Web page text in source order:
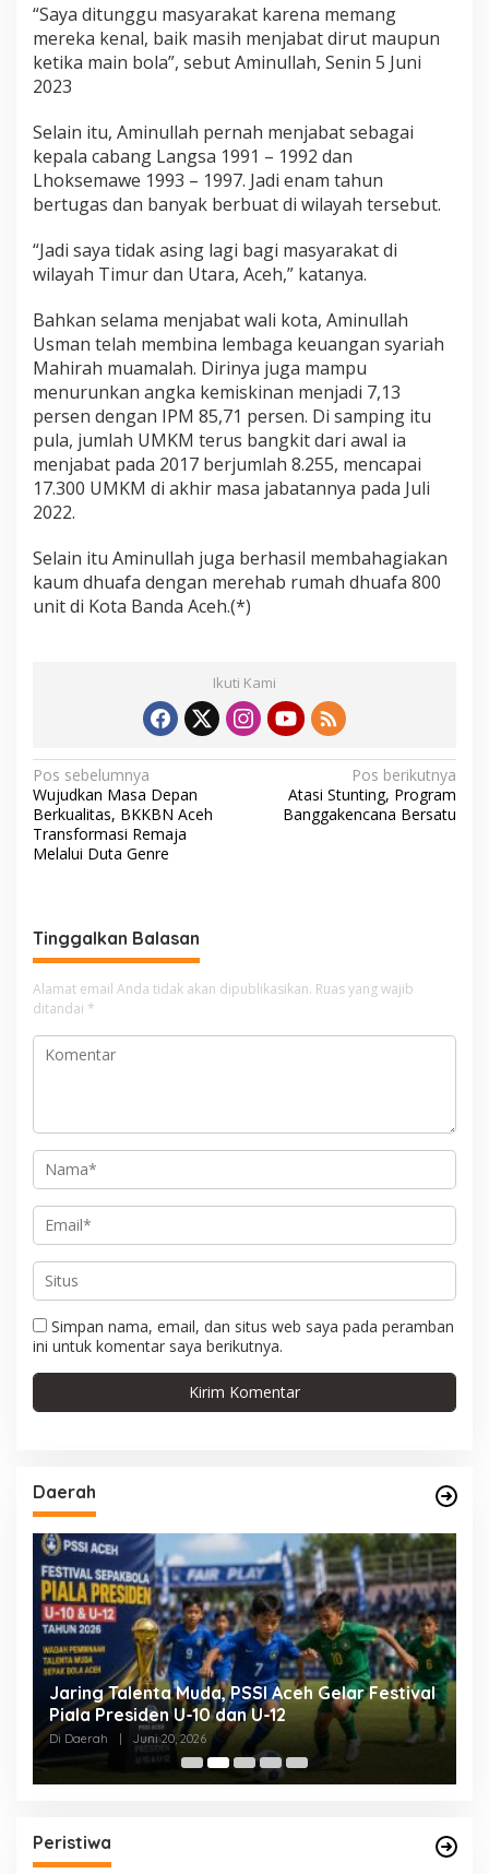
“Saya ditunggu masyarakat karena memang
mereka kenal, baik masih menjabat dirut maupun
ketika main bola”, sebut Aminullah, Senin 5 Juni
2023
Selain itu, Aminullah pernah menjabat sebagai
kepala cabang Langsa 1991 – 1992 dan
Lhoksemawe 1993 – 1997. Jadi enam tahun
bertugas dan banyak berbuat di wilayah tersebut.
“Jadi saya tidak asing lagi bagi masyarakat di
wilayah Timur dan Utara, Aceh,” katanya.
Bahkan selama menjabat wali kota, Aminullah
Usman telah membina lembaga keuangan syariah
Mahirah muamalah. Dirinya juga mampu
menurunkan angka kemiskinan menjadi 7,13
persen dengan IPM 85,71 persen. Di samping itu
pula, jumlah UMKM terus bangkit dari awal ia
menjabat pada 2017 berjumlah 8.255, mencapai
17.300 UMKM di akhir masa jabatannya pada Juli
2022.
Selain itu Aminullah juga berhasil membahagiakan
kaum dhuafa dengan merehab rumah dhuafa 800
unit di Kota Banda Aceh.(*)
Ikuti Kami
N
a
v
i
a
s
i
p
o
Pos sebelumnya
Wujudkan Masa Depan
Berkualitas, BKKBN Aceh
Transformasi Remaja
Melalui Duta Genre
Pos berikutnya
Atasi Stunting, Program
Banggakencana Bersatu
Tinggalkan Balasan
Alamat email Anda tidak akan dipublikasikan. Ruas yang wajib
ditandai *
Simpan nama, email, dan situs web saya pada peramban
ini untuk komentar saya berikutnya.
Daerah
Jaring Talenta Muda, PSSI Aceh Gelar Festival
Piala Presiden U-10 dan U-12
Di Daerah Juni 20, 2026
Peristiwa